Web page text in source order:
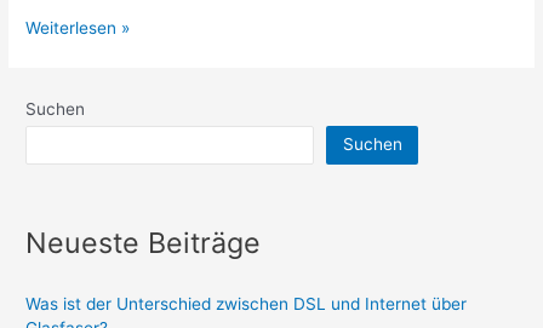
Taschenlampen
Weiterlesen »
Suchen
Suchen
Neueste Beiträge
Was ist der Unterschied zwischen DSL und Internet über